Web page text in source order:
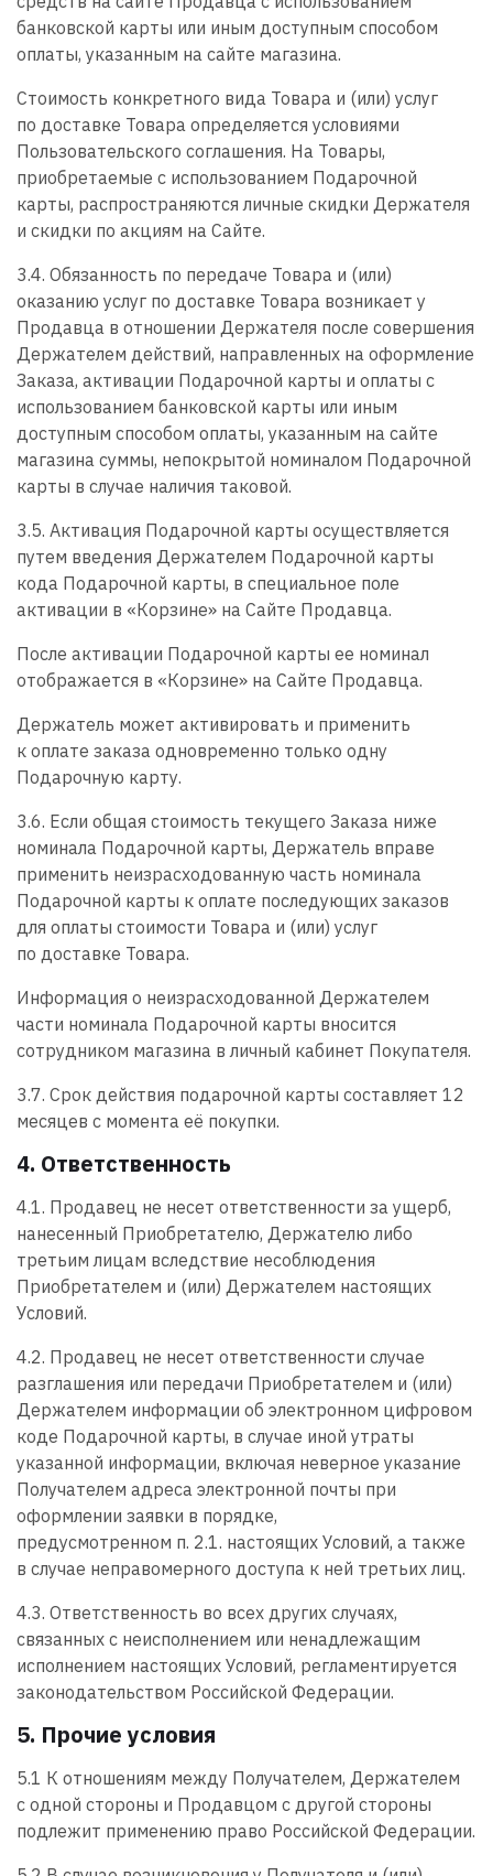
банковской карты или иным доступным способом
оплаты, указанным на сайте магазина.
Стоимость конкретного вида Товара и (или) услуг
по доставке Товара определяется условиями
Пользовательского соглашения. На Товары,
приобретаемые с использованием Подарочной
карты, распространяются личные скидки Держателя
и скидки по акциям на Сайте.
3.4. Обязанность по передаче Товара и (или)
оказанию услуг по доставке Товара возникает у
Продавца в отношении Держателя после совершения
Держателем действий, направленных на оформление
Заказа, активации Подарочной карты и оплаты с
использованием банковской карты или иным
доступным способом оплаты, указанным на сайте
магазина суммы, непокрытой номиналом Подарочной
карты в случае наличия таковой.
3.5. Активация Подарочной карты осуществляется
путем введения Держателем Подарочной карты
кода Подарочной карты, в специальное поле
активации в «Корзине» на Сайте Продавца.
После активации Подарочной карты ее номинал
отображается в «Корзине» на Сайте Продавца.
Держатель может активировать и применить
к оплате заказа одновременно только одну
Подарочную карту.
3.6. Если общая стоимость текущего Заказа ниже
номинала Подарочной карты, Держатель вправе
применить неизрасходованную часть номинала
Подарочной карты к оплате последующих заказов
для оплаты стоимости Товара и (или) услуг
по доставке Товара.
Информация о неизрасходованной Держателем
части номинала Подарочной карты вносится
сотрудником магазина в личный кабинет Покупателя.
3.7. Срок действия подарочной карты составляет 12
месяцев с момента её покупки.
4. Ответственность
4.1. Продавец не несет ответственности за ущерб,
нанесенный Приобретателю, Держателю либо
третьим лицам вследствие несоблюдения
Приобретателем и (или) Держателем настоящих
Условий.
4.2. Продавец не несет ответственности случае
разглашения или передачи Приобретателем и (или)
Держателем информации об электронном цифровом
коде Подарочной карты, в случае иной утраты
указанной информации, включая неверное указание
Получателем адреса электронной почты при
оформлении заявки в порядке,
предусмотренном п. 2.1. настоящих Условий, а также
в случае неправомерного доступа к ней третьих лиц.
4.3. Ответственность во всех других случаях,
связанных с неисполнением или ненадлежащим
исполнением настоящих Условий, регламентируется
законодательством Российской Федерации.
5. Прочие условия
5.1 К отношениям между Получателем, Держателем
с одной стороны и Продавцом с другой стороны
подлежит применению право Российской Федерации.